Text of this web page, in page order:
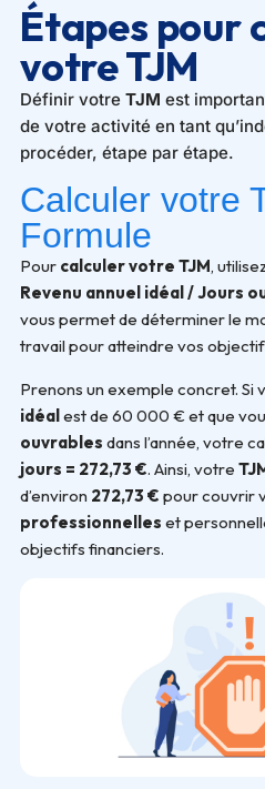
Étapes pour
votre TJM
Définir votre TJM est
de votre activité en tant
procéder, étape par étape.
Calculer votre
Formule
Pour calculer votre TJM,
Revenu annuel idéal / Jours
vous permet de déterminer le
travail pour atteindre vos
Prenons un exemple concret. Si
idéalest de 60 000 € et que
ouvrables dans l’année, votre
jours = 272,73 €. Ainsi, votre
d’environ 272,73 € pour couvrir
professionnelles et
objectifs financiers.